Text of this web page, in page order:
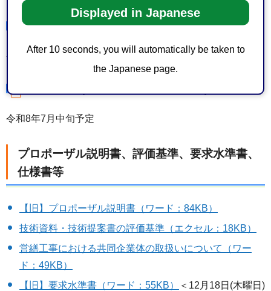
Displayed in Japanese
After 10 seconds, you will automatically be taken to
the Japanese page.
仮契約締結
令和8年5月中旬予定
令和8年7月中旬予定
プロポーザル説明書、評価基準、要求水準書、
仕様書等
【旧】プロポーザル説明書（ワード：84KB）
技術資料・技術提案書の評価基準（エクセル：18KB）
営繕工事における共同企業体の取扱いについて（ワー
ド：49KB）
【旧】要求水準書（ワード：55KB）
＜12月18日(木曜日)